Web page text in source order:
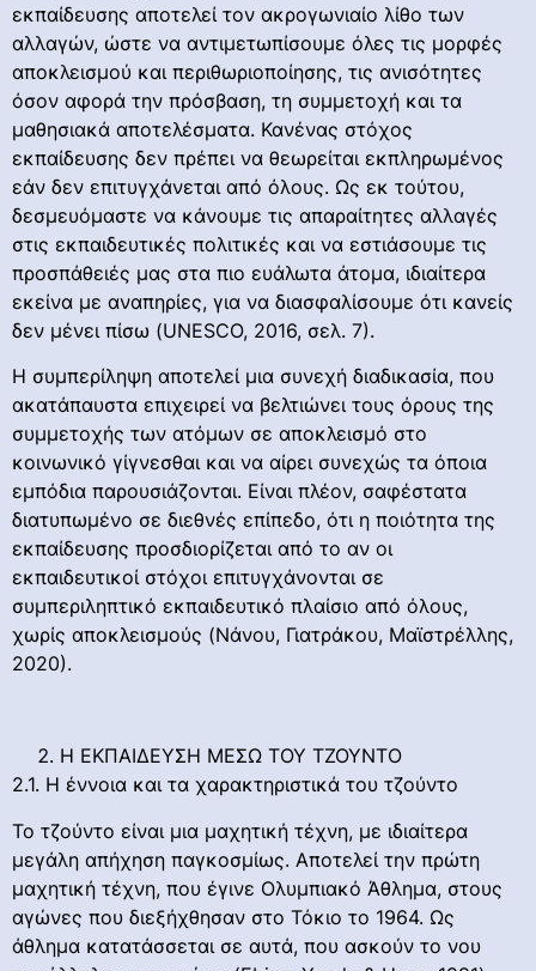
εκπαίδευσης αποτελεί τον ακρογωνιαίο λίθο των
αλλαγών, ώστε να αντιμετωπίσουμε όλες τις μορφές
αποκλεισμού και περιθωριοποίησης, τις ανισότητες
όσον αφορά την πρόσβαση, τη συμμετοχή και τα
μαθησιακά αποτελέσματα. Κανένας στόχος
εκπαίδευσης δεν πρέπει να θεωρείται εκπληρωμένος
εάν δεν επιτυγχάνεται από όλους. Ως εκ τούτου,
δεσμευόμαστε να κάνουμε τις απαραίτητες αλλαγές
στις εκπαιδευτικές πολιτικές και να εστιάσουμε τις
προσπάθειές μας στα πιο ευάλωτα άτομα, ιδιαίτερα
εκείνα με αναπηρίες, για να διασφαλίσουμε ότι κανείς
δεν μένει πίσω (UNESCO, 2016, σελ. 7).
Η συμπερίληψη αποτελεί μια συνεχή διαδικασία, που
ακατάπαυστα επιχειρεί να βελτιώνει τους όρους της
συμμετοχής των ατόμων σε αποκλεισμό στο
κοινωνικό γίγνεσθαι και να αίρει συνεχώς τα όποια
εμπόδια παρουσιάζονται. Είναι πλέον, σαφέστατα
διατυπωμένο σε διεθνές επίπεδο, ότι η ποιότητα της
εκπαίδευσης προσδιορίζεται από το αν οι
εκπαιδευτικοί στόχοι επιτυγχάνονται σε
συμπεριληπτικό εκπαιδευτικό πλαίσιο από όλους,
χωρίς αποκλεισμούς (Νάνου, Γιατράκου, Μαϊστρέλλης,
2020).
H ΕΚΠΑΙΔΕΥΣΗ ΜΕΣΩ ΤΟΥ TZOYNTO
2.1. Η έννοια και τα χαρακτηριστικά του τζούντο
Το τζούντο είναι μια μαχητική τέχνη, με ιδιαίτερα
μεγάλη απήχηση παγκοσμίως. Αποτελεί την πρώτη
μαχητική τέχνη, που έγινε Ολυμπιακό Άθλημα, στους
αγώνες που διεξήχθησαν στο Τόκιο το 1964. Ως
άθλημα κατατάσσεται σε αυτά, που ασκούν το νου